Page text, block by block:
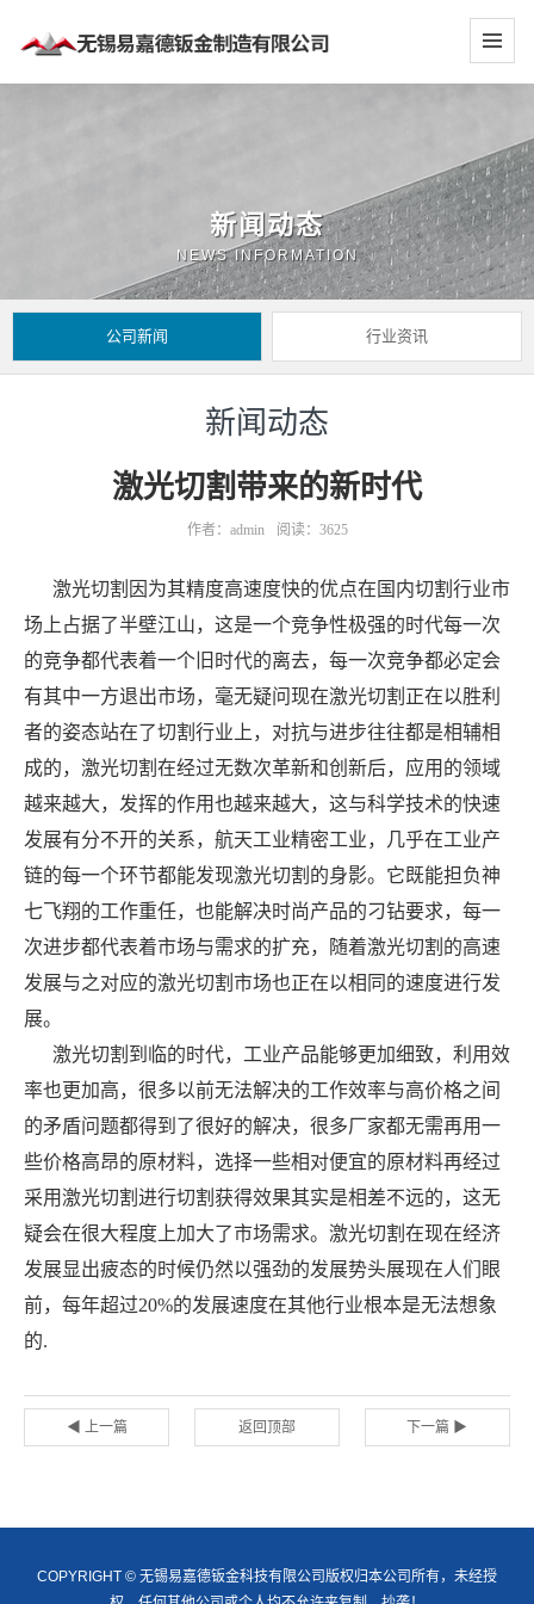
新闻动态
NEWS INFORMATION
公司新闻 行业资讯
新闻动态
激光切割带来的新时代
作者：admin 阅读：3625
激光切割因为其精度高速度快的优点在国内切割行业市
场上占据了半壁江山，这是一个竞争性极强的时代每一次
的竞争都代表着一个旧时代的离去，每一次竞争都必定会
有其中一方退出市场，毫无疑问现在激光切割正在以胜利
者的姿态站在了切割行业上，对抗与进步往往都是相辅相
成的，激光切割在经过无数次革新和创新后，应用的领域
越来越大，发挥的作用也越来越大，这与科学技术的快速
发展有分不开的关系，航天工业精密工业，几乎在工业产
链的每一个环节都能发现激光切割的身影。它既能担负神
七飞翔的工作重任，也能解决时尚产品的刁钻要求，每一
次进步都代表着市场与需求的扩充，随着激光切割的高速
发展与之对应的激光切割市场也正在以相同的速度进行发
展。
激光切割到临的时代，工业产品能够更加细致，利用效
率也更加高，很多以前无法解决的工作效率与高价格之间
的矛盾问题都得到了很好的解决，很多厂家都无需再用一
些价格高昂的原材料，选择一些相对便宜的原材料再经过
采用激光切割进行切割获得效果其实是相差不远的，这无
疑会在很大程度上加大了市场需求。激光切割在现在经济
发展显出疲态的时候仍然以强劲的发展势头展现在人们眼
前，每年超过20%的发展速度在其他行业根本是无法想象
的.
◀ 上一篇 返回顶部 下一篇 ▶
COPYRIGHT © 无锡易嘉德钣金科技有限公司版权归本公司所有，未经授